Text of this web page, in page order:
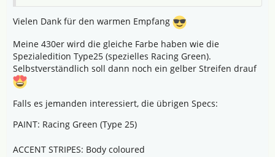
Vielen Dank für den warmen Empfang
Meine 430er wird die gleiche Farbe haben wie die
Spezialedition Type25 (spezielles Racing Green).
Selbstverständlich soll dann noch ein gelber Streifen drauf
Falls es jemanden interessiert, die übrigen Specs:
PAINT: Racing Green (Type 25)
ACCENT STRIPES: Body coloured